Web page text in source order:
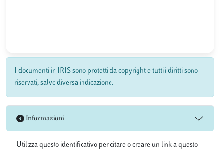
I documenti in IRIS sono protetti da copyright e tutti i diritti sono
riservati, salvo diversa indicazione.
Informazioni
Utilizza questo identificativo per citare o creare un link a questo